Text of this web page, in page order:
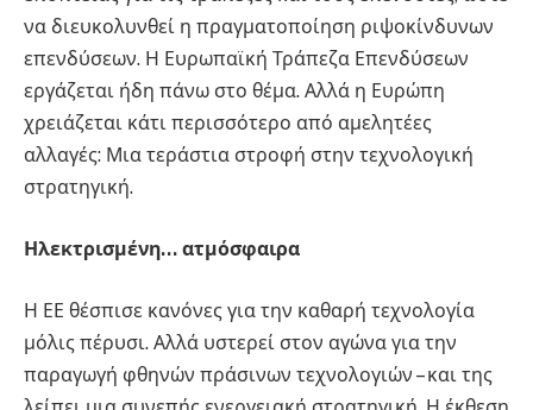
να διευκολυνθεί η πραγματοποίηση ριψοκίνδυνων
επενδύσεων. Η Ευρωπαϊκή Τράπεζα Επενδύσεων
εργάζεται ήδη πάνω στο θέμα. Αλλά η Ευρώπη
χρειάζεται κάτι περισσότερο από αμελητέες
αλλαγές: Μια τεράστια στροφή στην τεχνολογική
στρατηγική.
Ηλεκτρισμένη… ατμόσφαιρα
Η ΕΕ θέσπισε κανόνες για την καθαρή τεχνολογία
μόλις πέρυσι. Αλλά υστερεί στον αγώνα για την
παραγωγή φθηνών πράσινων τεχνολογιών – και της